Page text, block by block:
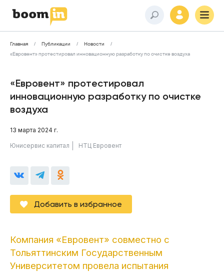
Главная Публикации
Новости
«Евровент» протестировал инновационную разработку по очистке воздуха
«Евровент» протестировал
инновационную разработку по очистке
воздуха
13 марта 2024 г.
Юнисервис капитал НТЦ Евровент
Добавить в избранное
Компания «Евровент» совместно с
Тольяттинским Государственным
Университетом провела испытания